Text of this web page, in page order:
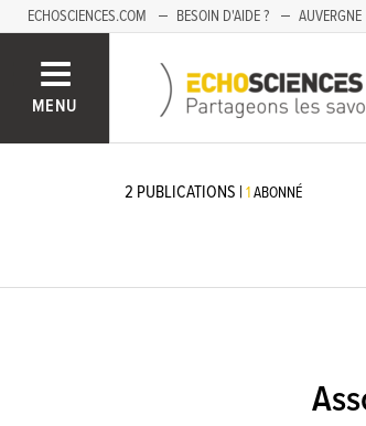
ECHOSCIENCES.COM BESOIN D'AIDE ? AUVERGNE
MENU
2 PUBLICATIONS |1ABONNÉ